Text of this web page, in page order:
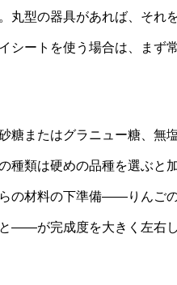
丸型の器具があれば、それ
シートを使う場合は、まず
糖またはグラニュー糖、無
種類は硬めの品種を選ぶと
の材料の下準備――りんご
――が完成度を大きく左右し